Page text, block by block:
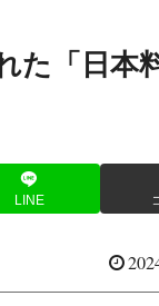
た「日本
LINE